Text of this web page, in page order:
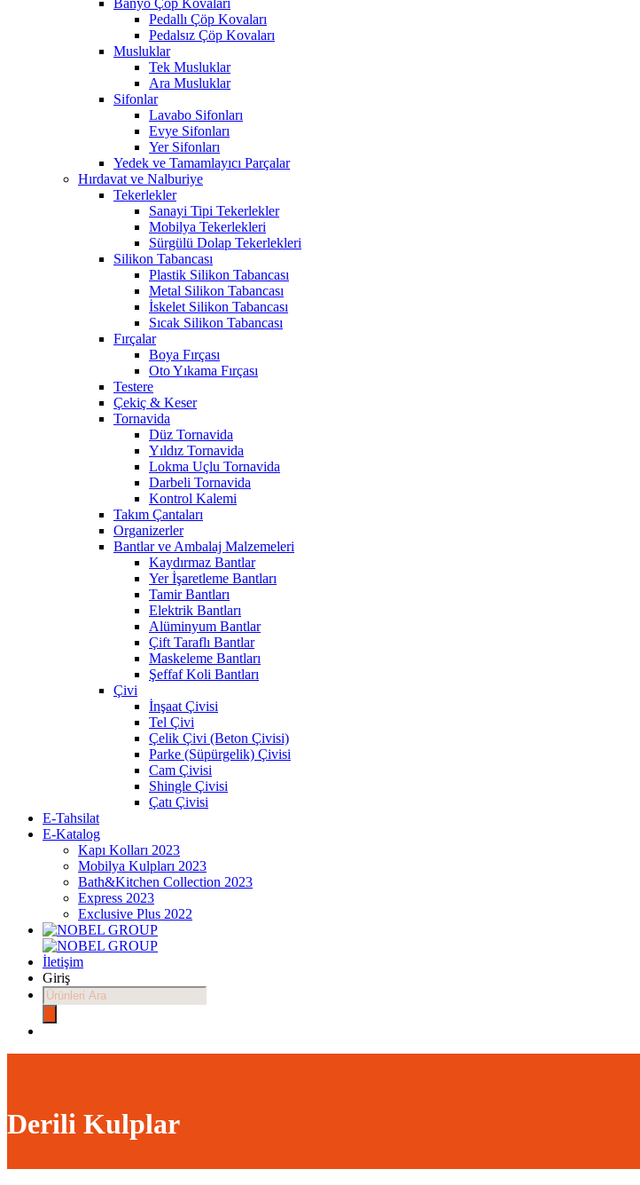
Banyo Çöp Kovaları
Pedallı Çöp Kovaları
Pedalsız Çöp Kovaları
Musluklar
Tek Musluklar
Ara Musluklar
Sifonlar
Lavabo Sifonları
Evye Sifonları
Yer Sifonları
Yedek ve Tamamlayıcı Parçalar
Hırdavat ve Nalburiye
Tekerlekler
Sanayi Tipi Tekerlekler
Mobilya Tekerlekleri
Sürgülü Dolap Tekerlekleri
Silikon Tabancası
Plastik Silikon Tabancası
Metal Silikon Tabancası
İskelet Silikon Tabancası
Sıcak Silikon Tabancası
Fırçalar
Boya Fırçası
Oto Yıkama Fırçası
Testere
Çekiç & Keser
Tornavida
Düz Tornavida
Yıldız Tornavida
Lokma Uçlu Tornavida
Darbeli Tornavida
Kontrol Kalemi
Takım Çantaları
Organizerler
Bantlar ve Ambalaj Malzemeleri
Kaydırmaz Bantlar
Yer İşaretleme Bantları
Tamir Bantları
Elektrik Bantları
Alüminyum Bantlar
Çift Taraflı Bantlar
Maskeleme Bantları
Şeffaf Koli Bantları
Çivi
İnşaat Çivisi
Tel Çivi
Çelik Çivi (Beton Çivisi)
Parke (Süpürgelik) Çivisi
Cam Çivisi
Shingle Çivisi
Çatı Çivisi
E-Tahsilat
E-Katalog
Kapı Kolları 2023
Mobilya Kulpları 2023
Bath&Kitchen Collection 2023
Express 2023
Exclusive Plus 2022
İletişim
Giriş
Products
search
Derili Kulplar